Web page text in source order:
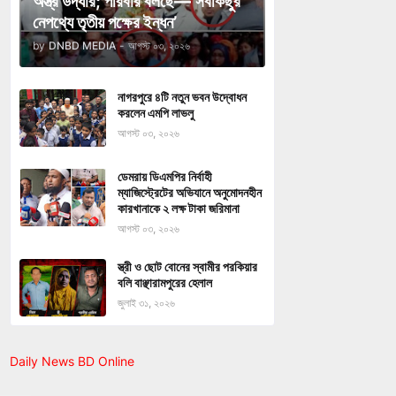
নেপথ্যে তৃতীয় পক্ষের ইন্ধন’
by DNBD MEDIA - আগস্ট ০৩, ২০২৬
নাগরপুরে ৪টি নতুন ভবন উদ্বোধন
করলেন এমপি লাভলু
আগস্ট ০৩, ২০২৬
ডেমরায় ডিএমপির নির্বাহী
ম্যাজিস্ট্রেটের অভিযানে অনুমোদনহীন
কারখানাকে ২ লক্ষ টাকা জরিমানা
আগস্ট ০৩, ২০২৬
স্ত্রী ও ছোট বোনের স্বামীর পরকিয়ার
বলি বাঞ্ছারামপুরের হেলাল
জুলাই ৩১, ২০২৬
Daily News BD Online